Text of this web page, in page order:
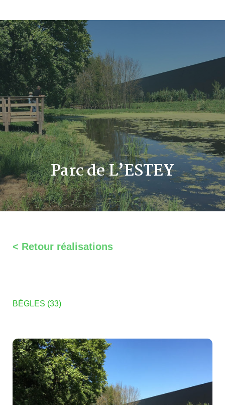
Parc de L’ESTEY
< Retour réalisations
BÈGLES (33)